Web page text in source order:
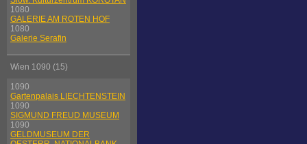
1080
GALERIE AM ROTEN HOF
1080
Galerie Serafin
Wien 1090 (15)
1090
Gartenpalais LIECHTENSTEIN
1090
SIGMUND FREUD MUSEUM
1090
GELDMUSEUM DER